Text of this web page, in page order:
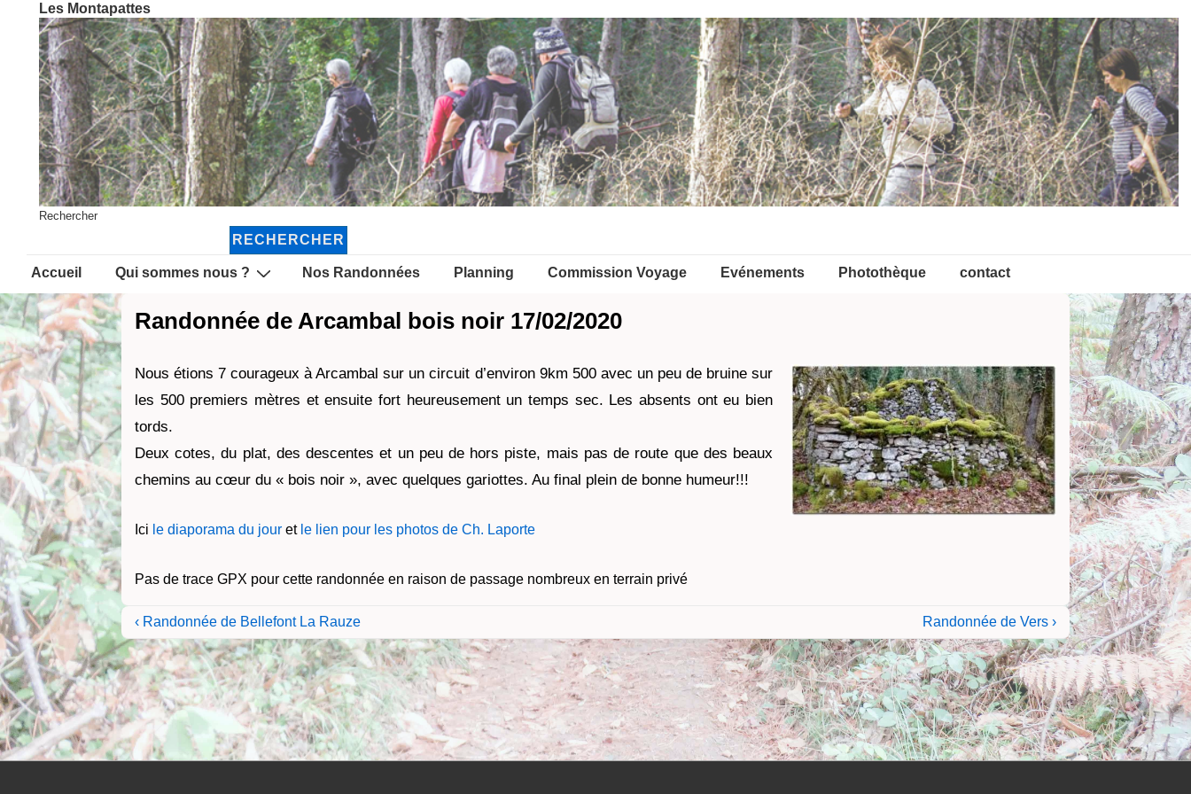
passer
contenu
principal
Les Montapattes
Rechercher
RECHERCHER
Main
Navigation
Accueil Qui sommes nous ? Nos Randonnées Planning Commission Voyage Evénements Photothèque contact
Randonnée de Arcambal bois noir 17/02/2020
Nous étions 7 courageux à Arcambal sur un circuit d’environ 9km 500 avec un peu de bruine sur
les 500 premiers mètres et ensuite fort heureusement un temps sec. Les absents ont eu bien
tords.
Deux cotes, du plat, des descentes et un peu de hors piste, mais pas de route que des beaux
chemins au cœur du « bois noir », avec quelques gariottes. Au final plein de bonne humeur!!!
Ici le diaporama du jour et le lien pour les photos de Ch. Laporte
Pas de trace GPX pour cette randonnée en raison de passage nombreux en terrain privé
Navigation
de
l’article
Previous
Post
is
‹ Randonnée de Bellefont La Rauze
Next
Post
is
Randonnée de Vers ›